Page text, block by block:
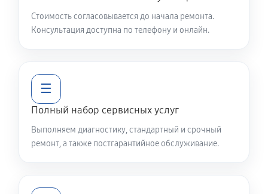
Стоимость согласовывается до начала ремонта.
Консультация доступна по телефону и онлайн.
☰
Полный набор сервисных услуг
Выполняем диагностику, стандартный и срочный
ремонт, а также постгарантийное обслуживание.